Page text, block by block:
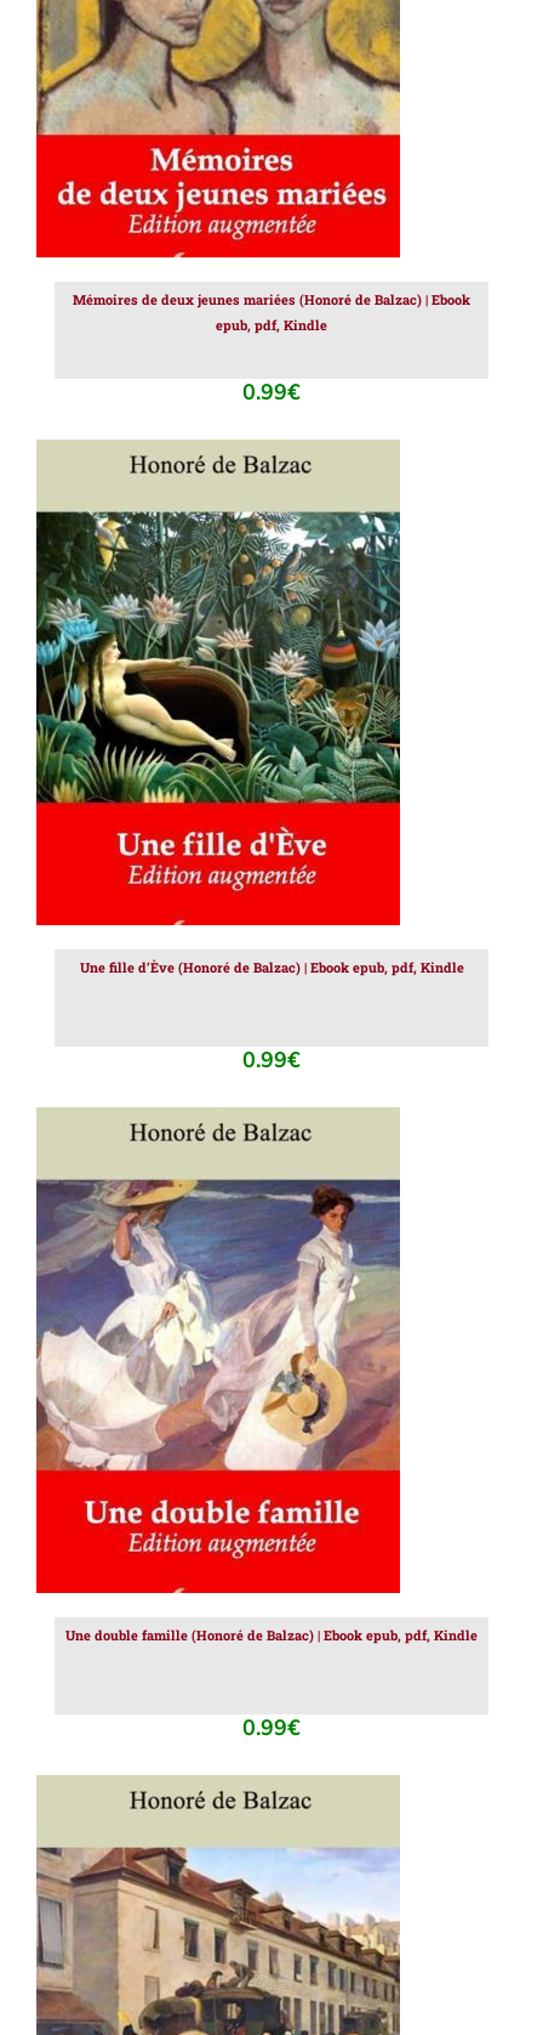
AJOUTER AU PANIER / DÉTAILS
Mémoires de deux jeunes mariées (Honoré de Balzac) | Ebook
epub, pdf, Kindle
0.99€
AJOUTER AU PANIER / DÉTAILS
Une fille d’Ève (Honoré de Balzac) | Ebook epub, pdf, Kindle
0.99€
AJOUTER AU PANIER / DÉTAILS
Une double famille (Honoré de Balzac) | Ebook epub, pdf, Kindle
0.99€
AJOUTER AU PANIER DÉTAILS